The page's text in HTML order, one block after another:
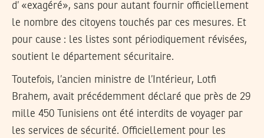
d’ «exagéré», sans pour autant fournir officiellement
le nombre des citoyens touchés par ces mesures. Et
pour cause : les listes sont périodiquement révisées,
soutient le département sécuritaire.
Toutefois, l’ancien ministre de l’Intérieur, Lotfi
Brahem, avait précédemment déclaré que près de 29
mille 450 Tunisiens ont été interdits de voyager par
les services de sécurité. Officiellement pour les